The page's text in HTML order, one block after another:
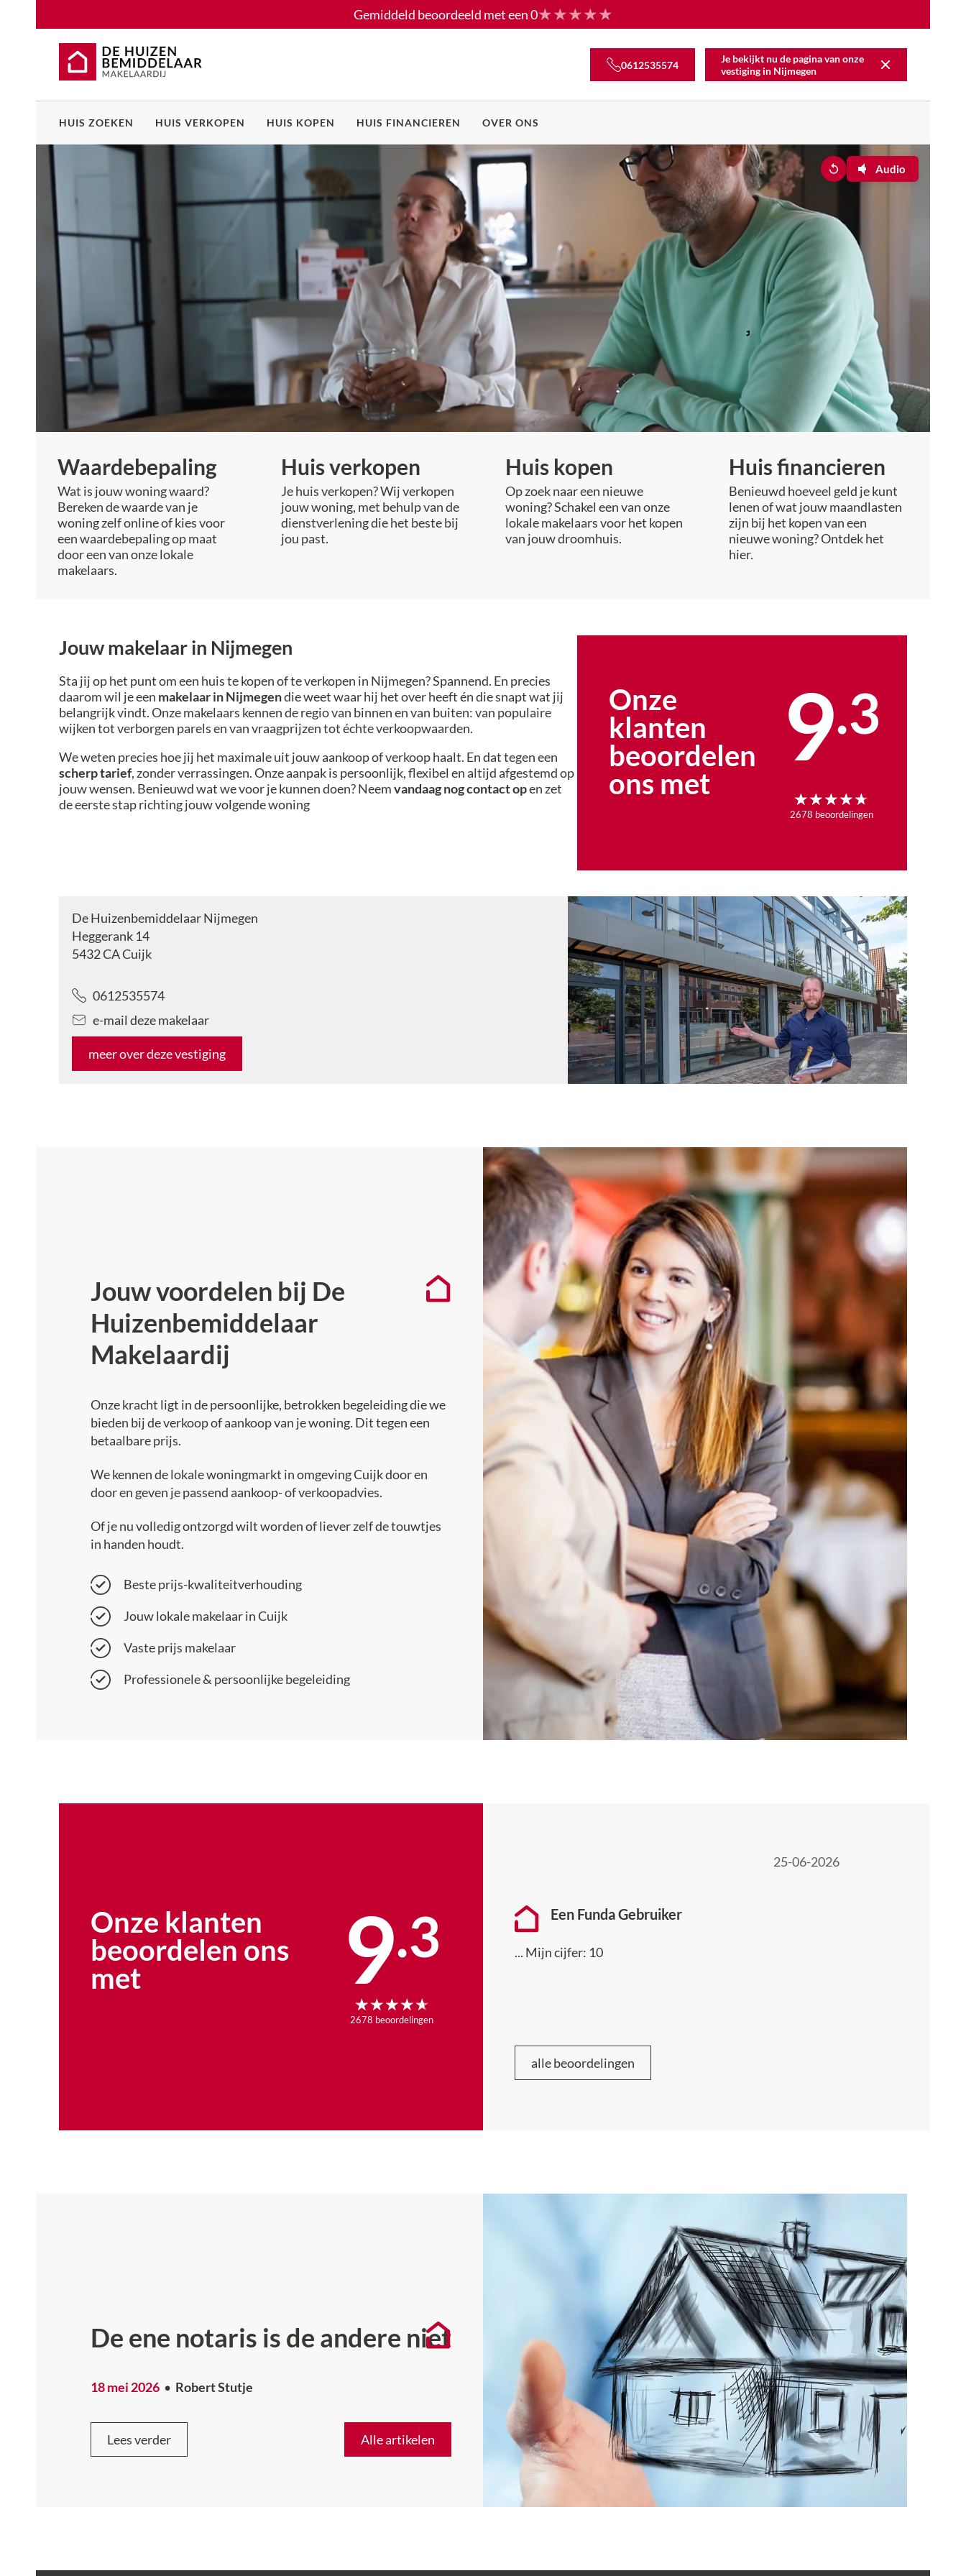
Gemiddeld beoordeeld met een0
0612535574
Je bekijkt nu de pagina van onze
vestiging in Nijmegen
HUIS ZOEKEN HUIS VERKOPEN HUIS KOPEN HUIS FINANCIEREN OVER ONS
Audio
Waarde­bepaling
Wat is jouw woning waard?
Bereken de waarde van je
woning zelf online of kies voor
een waardebepaling op maat
door een van onze lokale
makelaars.
Huis verkopen
Je huis verkopen? Wij verkopen
jouw woning, met behulp van de
dienstverlening die het beste bij
jou past.
Huis kopen
Op zoek naar een nieuwe
woning? Schakel een van onze
lokale makelaars voor het kopen
van jouw droomhuis.
Huis financieren
Benieuwd hoeveel geld je kunt
lenen of wat jouw maandlasten
zijn bij het kopen van een
nieuwe woning? Ontdek het
hier.
Jouw makelaar in Nijmegen
Sta jij op het punt om een huis te kopen of te verkopen in Nijmegen? Spannend. En precies
daarom wil je een makelaar in Nijmegendie weet waar hij het over heeft én die snapt wat jij
belangrijk vindt. Onze makelaars kennen de regio van binnen en van buiten: van populaire
wijken tot verborgen parels en van vraagprijzen tot échte verkoopwaarden.
We weten precies hoe jij het maximale uit jouw aankoop of verkoop haalt. En dat tegen een
scherp tarief, zonder verrassingen. Onze aanpak is persoonlijk, flexibel en altijd afgestemd op
jouw wensen. Benieuwd wat we voor je kunnen doen? Neemvandaag nog contact open zet
de eerste stap richting jouw volgende woning
Onze
klanten
beoordelen
ons met
9.3
2678 beoordelingen
De Huizenbemiddelaar Nijmegen
Heggerank 14
5432 CACuijk
0612535574
e-mail deze makelaar
meer over deze vestiging
Jouw voordelen bij De
Huizenbemiddelaar
Makelaardij
Onze kracht ligt in de persoonlijke, betrokken begeleiding die we
bieden bij de verkoop of aankoop van je woning. Dit tegen een
betaalbare prijs.
We kennen de lokale woningmarkt in omgeving Cuijk door en
door en geven je passend aankoop- of verkoopadvies.
Of je nu volledig ontzorgd wilt worden of liever zelf de touwtjes
in handen houdt.
Beste prijs-kwaliteitverhouding
Jouw lokale makelaar in Cuijk
Vaste prijs makelaar
Professionele & persoonlijke begeleiding
Onze klanten
beoordelen ons
met
9.3
2678 beoordelingen
25-06-2026
Een Funda Gebruiker
... Mijn cijfer: 10
alle beoordelingen
De ene notaris is de andere niet
18 mei 2026 Robert Stutje
Lees verder Alle artikelen